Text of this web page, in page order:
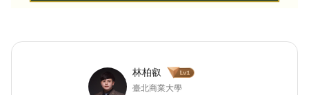
林柏叡
臺北商業大學